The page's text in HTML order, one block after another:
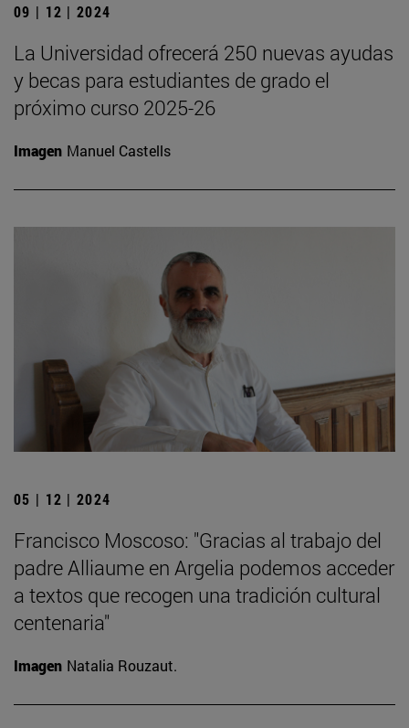
09 | 12 | 2024
La Universidad ofrecerá 250 nuevas ayudas
y becas para estudiantes de grado el
próximo curso 2025-26
Imagen Manuel Castells
05 | 12 | 2024
Francisco Moscoso: "Gracias al trabajo del
padre Alliaume en Argelia podemos acceder
a textos que recogen una tradición cultural
centenaria"
Imagen Natalia Rouzaut.